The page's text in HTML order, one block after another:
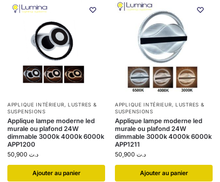
APPLIQUE INTÉRIEUR,LUSTRES &
SUSPENSIONS
Applique lampe moderne led
murale ou plafond 24W
dimmable 3000k 4000k 6000k
APP1200
د.ت
Ajouter au panier
APPLIQUE INTÉRIEUR,LUSTRES &
SUSPENSIONS
Applique lampe moderne led
murale ou plafond 24W
dimmable 3000k 4000k 6000k
APP1211
د.ت
Ajouter au panier